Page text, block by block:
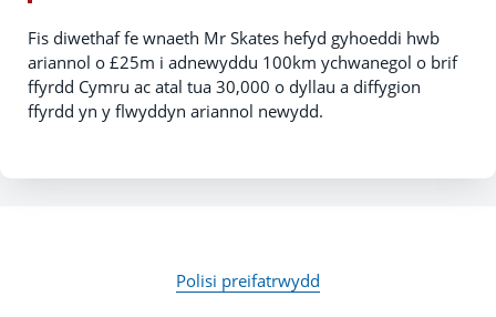
Fis diwethaf fe wnaeth Mr Skates hefyd gyhoeddi hwb
ariannol o £25m i adnewyddu 100km ychwanegol o brif
ffyrdd Cymru ac atal tua 30,000 o dyllau a diffygion
ffyrdd yn y flwyddyn ariannol newydd.
Polisi preifatrwydd